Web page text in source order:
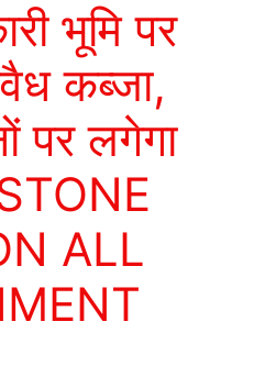
भूमि पर
कब्जा,
पर लगेगा
ALL